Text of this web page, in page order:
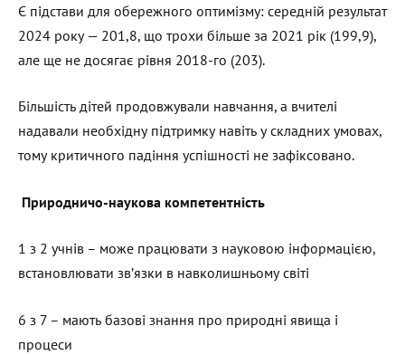
Є підстави для обережного оптимізму: середній результат
2024 року — 201,8, що трохи більше за 2021 рік (199,9),
але ще не досягає рівня 2018-го (203).
Більшість дітей продовжували навчання, а вчителі
надавали необхідну підтримку навіть у складних умовах,
тому критичного падіння успішності не зафіксовано.
Природничо-наукова компетентність
1 з 2 учнів – може працювати з науковою інформацією,
встановлювати зв’язки в навколишньому світі
6 з 7 – мають базові знання про природні явища і
процеси